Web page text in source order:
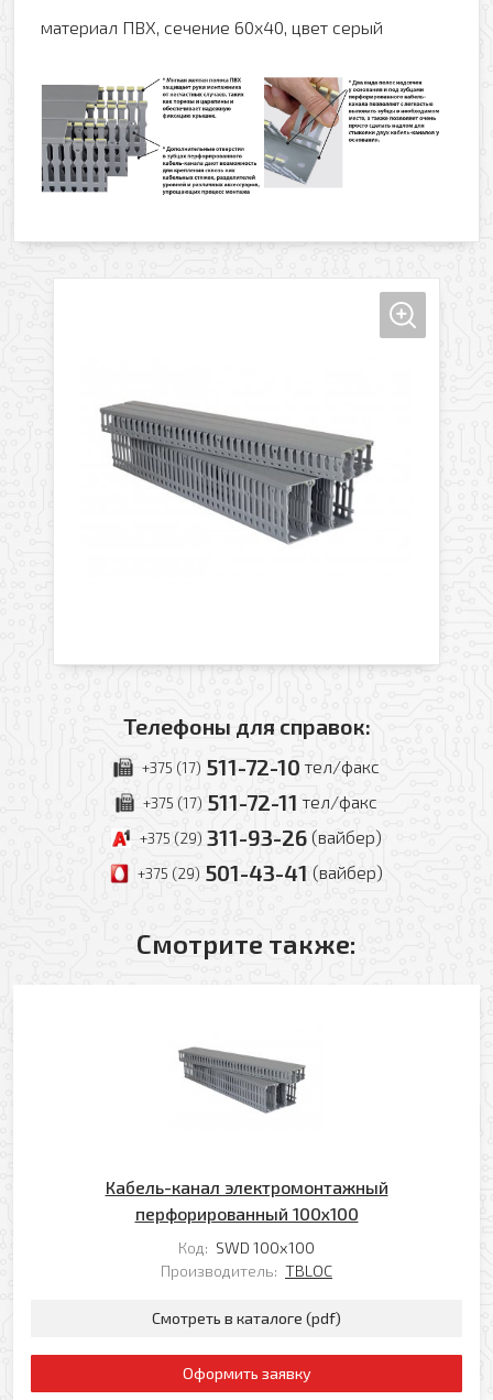
материал ПВХ, сечение 60x40, цвет серый
Телефоны для справок:
+375 (17) 511-72-10 тел/факс
+375 (17) 511-72-11 тел/факс
+375 (29) 311-93-26 (вайбер)
+375 (29) 501-43-41 (вайбер)
Смотрите также:
Кабель-канал электромонтажный
перфорированный 100х100
Код: SWD 100х100
Производитель: TBLOC
Смотреть в каталоге (pdf)
Оформить заявку
Ваше имя
Оформить заявку